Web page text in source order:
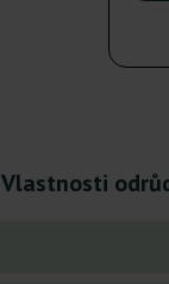
Vlastnosti